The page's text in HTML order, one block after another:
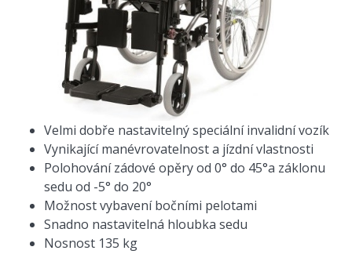
Velmi dobře nastavitelný speciální invalidní vozík
Vynikající manévrovatelnost a jízdní vlastnosti
Polohování zádové opěry od 0° do 45°a záklonu
sedu od -5° do 20°
Možnost vybavení bočními pelotami
Snadno nastavitelná hloubka sedu
Nosnost 135 kg